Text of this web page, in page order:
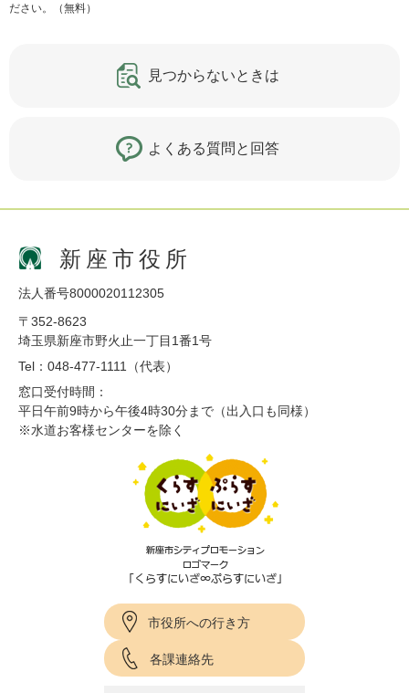
ださい。（無料）
見つからないときは
よくある質問と回答
新座市役所
法人番号8000020112305
〒352-8623
埼玉県新座市野火止一丁目1番1号
Tel：048-477-1111（代表）
窓口受付時間：
平日午前9時から午後4時30分まで（出入口も同様）
※水道お客様センターを除く
市役所への行き方
各課連絡先